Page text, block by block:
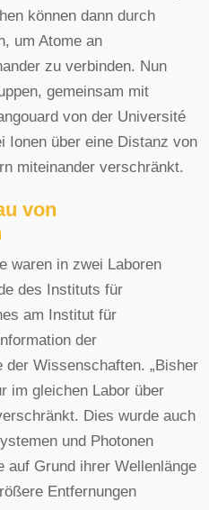
können dann durch
um Atome an
zu verbinden. Nun
gemeinsam mit
von der Université
Ionen über eine Distanz von
miteinander verschränkt.
von
waren in zwei Laboren
des Instituts für
am Institut für
der
Wissenschaften. „Bisher
im gleichen Labor über
Dies wurde auch
und Photonen
Grund ihrer Wellenlänge
Entfernungen